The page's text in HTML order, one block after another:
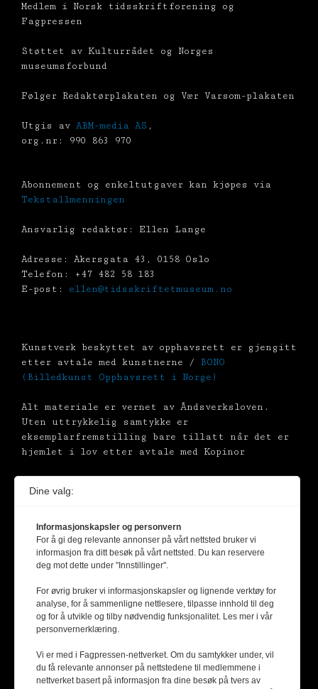
Medlem i Norsk tidsskriftforening og
Fagpressen
Støttet av Kulturrådet og Norges
museumsforbund
Følger Redaktørplakaten og Vær Varsom-plakaten
Utgis av ABM-media AS ,
org.nr: 990 863 970
Abonnement og enkeltutgaver kan kjøpes via
Tekstallmenningen
Ansvarlig redaktør: Ellen Lange
Adresse: Akersgata 43, 0158 Oslo
Telefon: +47 482 58 183
E-post: ellen@tidsskriftetmuseum.no
Kunstverk beskyttet av opphavsrett er gjengitt
etter avtale med kunstnerne / BONO
(Billedkunst Opphavsrett i Norge)
Alt materiale er vernet av Åndsverksloven.
Uten uttrykkelig samtykke er
eksemplarfremstilling bare tillatt når det er
hjemlet i lov etter avtale med Kopinor
Dine valg:
Informasjonskapsler og personvern
For å gi deg relevante annonser på vårt nettsted bruker vi
informasjon fra ditt besøk på vårt nettsted. Du kan reservere
deg mot dette under "Innstillinger".
For øvrig bruker vi informasjonskapsler og lignende verktøy for
analyse, for å sammenligne nettlesere, tilpasse innhold til deg
og for å utvikle og tilby nødvendig funksjonalitet. Les mer i vår
personvernerklæring.
Vi er med i Fagpressen-nettverket. Om du samtykker under, vil
du få relevante annonser på nettstedene til medlemmene i
nettverket basert på informasjon fra dine besøk på tvers av